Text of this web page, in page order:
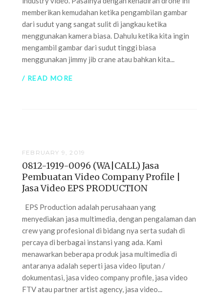
memberikan kemudahan ketika pengambilan gambar
dari sudut yang sangat sulit di jangkau ketika
menggunakan kamera biasa. Dahulu ketika kita ingin
mengambil gambar dari sudut tinggi biasa
menggunakan jimmy jib crane atau bahkan kita...
/ READ MORE
FEBRUARY 9, 2019
0812-1919-0096 (WA|CALL) Jasa
Pembuatan Video Company Profile |
Jasa Video EPS PRODUCTION
EPS Production adalah perusahaan yang
menyediakan jasa multimedia, dengan pengalaman dan
crew yang profesional di bidang nya serta sudah di
percaya di berbagai instansi yang ada. Kami
menawarkan beberapa produk jasa multimedia di
antaranya adalah seperti jasa video liputan /
dokumentasi, jasa video company profile, jasa video
FTV atau partner artist agency, jasa video...